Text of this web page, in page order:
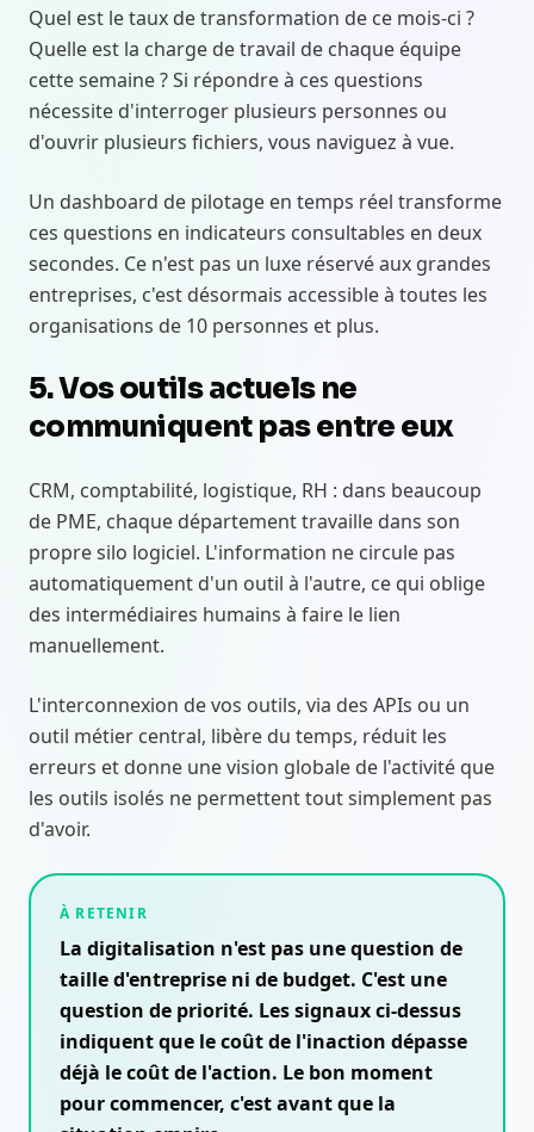
Quel est le taux de transformation de ce mois-ci ?
Quelle est la charge de travail de chaque équipe
cette semaine ? Si répondre à ces questions
nécessite d'interroger plusieurs personnes ou
d'ouvrir plusieurs fichiers, vous naviguez à vue.
Un dashboard de pilotage en temps réel transforme
ces questions en indicateurs consultables en deux
secondes. Ce n'est pas un luxe réservé aux grandes
entreprises, c'est désormais accessible à toutes les
organisations de 10 personnes et plus.
5. Vos outils actuels ne
communiquent pas entre eux
CRM, comptabilité, logistique, RH : dans beaucoup
de PME, chaque département travaille dans son
propre silo logiciel. L'information ne circule pas
automatiquement d'un outil à l'autre, ce qui oblige
des intermédiaires humains à faire le lien
manuellement.
L'interconnexion de vos outils, via des APIs ou un
outil métier central, libère du temps, réduit les
erreurs et donne une vision globale de l'activité que
les outils isolés ne permettent tout simplement pas
d'avoir.
À RETENIR
La digitalisation n'est pas une question de
taille d'entreprise ni de budget. C'est une
question de priorité. Les signaux ci-dessus
indiquent que le coût de l'inaction dépasse
déjà le coût de l'action. Le bon moment
pour commencer, c'est avant que la